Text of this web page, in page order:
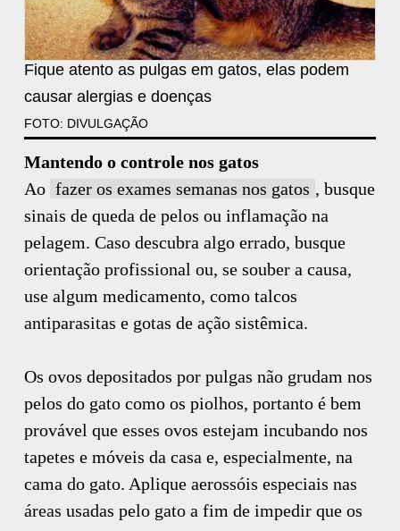
Fique atento as pulgas em gatos, elas podem
causar alergias e doenças
FOTO: DIVULGAÇÃO
Mantendo o controle nos gatos
Ao fazer os exames semanas nos gatos , busque
sinais de queda de pelos ou inflamação na
pelagem. Caso descubra algo errado, busque
orientação profissional ou, se souber a causa,
use algum medicamento, como talcos
antiparasitas e gotas de ação sistêmica.
Os ovos depositados por pulgas não grudam nos
pelos do gato como os piolhos, portanto é bem
provável que esses ovos estejam incubando nos
tapetes e móveis da casa e, especialmente, na
cama do gato. Aplique aerossóis especiais nas
áreas usadas pelo gato a fim de impedir que os